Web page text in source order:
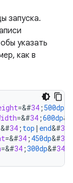
запуска.
указать
как в
=&#34 ; 500dp
=&#34 ;600dp&
&#34 ; top | end&#34
=&#34 ; 450dp&#34
=&#34 ;300dp&#34